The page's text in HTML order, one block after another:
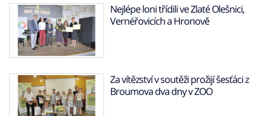
Nejlépe loni třídili ve Zlaté Olešnici,
Vernéřovicích a Hronově
Za vítězství v soutěži prožijí šesťáci z
Broumova dva dny v ZOO